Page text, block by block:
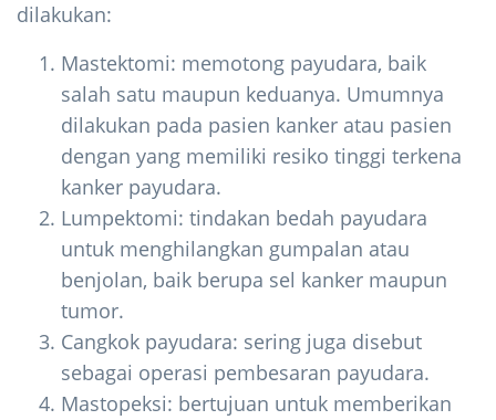
dilakukan:
Mastektomi: memotong payudara, baik
salah satu maupun keduanya. Umumnya
dilakukan pada pasien kanker atau pasien
dengan yang memiliki resiko tinggi terkena
kanker payudara.
Lumpektomi: tindakan bedah payudara
untuk menghilangkan gumpalan atau
benjolan, baik berupa sel kanker maupun
tumor.
Cangkok payudara: sering juga disebut
sebagai operasi pembesaran payudara.
Mastopeksi: bertujuan untuk memberikan